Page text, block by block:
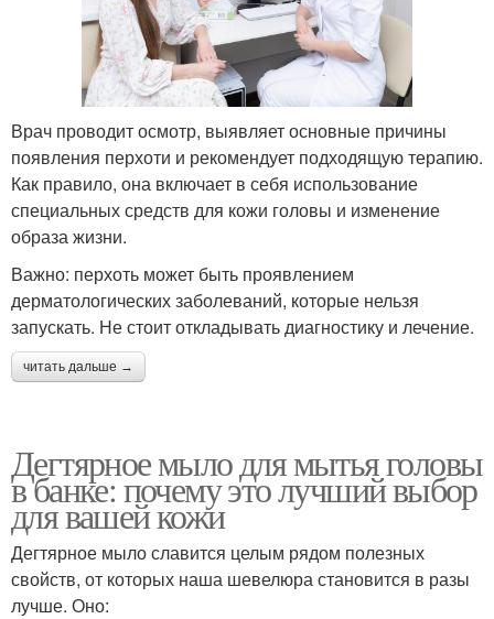
Врач проводит осмотр, выявляет основные причины
появления перхоти и рекомендует подходящую терапию.
Как правило, она включает в себя использование
специальных средств для кожи головы и изменение
образа жизни.
Важно: перхоть может быть проявлением
дерматологических заболеваний, которые нельзя
запускать. Не стоит откладывать диагностику и лечение.
читать дальше →
Дегтярное мыло для мытья головы
в банке: почему это лучший выбор
для вашей кожи
Дегтярное мыло славится целым рядом полезных
свойств, от которых наша шевелюра становится в разы
лучше. Оно: